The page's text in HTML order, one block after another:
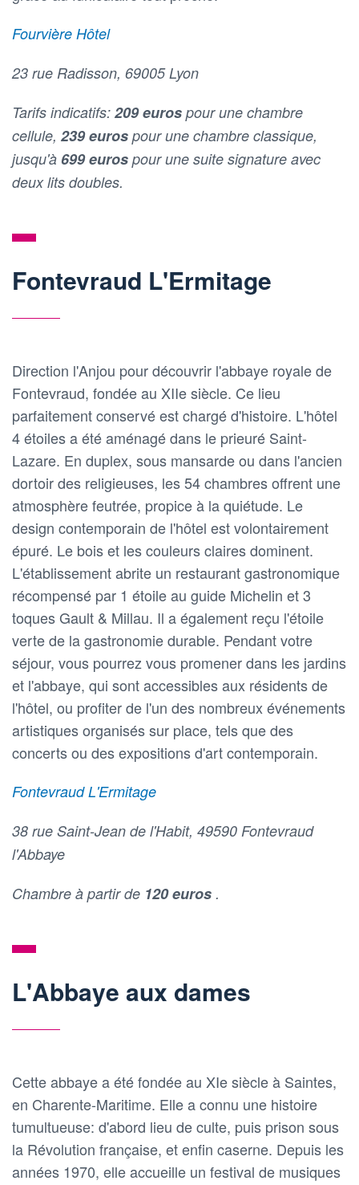
Fourvière Hôtel
23 rue Radisson, 69005 Lyon
Tarifs indicatifs: 209 euros pour une chambre
cellule, 239 euros pour une chambre classique,
jusqu'à 699 euros pour une suite signature avec
deux lits doubles.
Fontevraud L'Ermitage
Direction l'Anjou pour découvrir l'abbaye royale de
Fontevraud, fondée au XIIe siècle. Ce lieu
parfaitement conservé est chargé d'histoire. L'hôtel
4 étoiles a été aménagé dans le prieuré Saint-
Lazare. En duplex, sous mansarde ou dans l'ancien
dortoir des religieuses, les 54 chambres offrent une
atmosphère feutrée, propice à la quiétude. Le
design contemporain de l'hôtel est volontairement
épuré. Le bois et les couleurs claires dominent.
L'établissement abrite un restaurant gastronomique
récompensé par 1 étoile au guide Michelin et 3
toques Gault & Millau. Il a également reçu l'étoile
verte de la gastronomie durable. Pendant votre
séjour, vous pourrez vous promener dans les jardins
et l'abbaye, qui sont accessibles aux résidents de
l'hôtel, ou profiter de l'un des nombreux événements
artistiques organisés sur place, tels que des
concerts ou des expositions d'art contemporain.
Fontevraud L'Ermitage
38 rue Saint-Jean de l'Habit, 49590 Fontevraud
l'Abbaye
Chambre à partir de 120 euros .
L'Abbaye aux dames
Cette abbaye a été fondée au XIe siècle à Saintes,
en Charente-Maritime. Elle a connu une histoire
tumultueuse: d'abord lieu de culte, puis prison sous
la Révolution française, et enfin caserne. Depuis les
années 1970, elle accueille un festival de musiques